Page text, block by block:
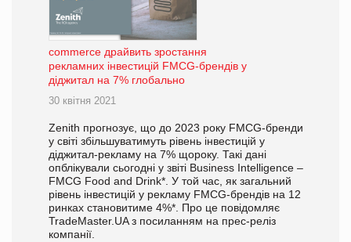
commerce драйвить зростання
рекламних інвестицій FMCG-брендів у
діджитал на 7% глобально
30 квітня 2021
Zenith прогнозує, що до 2023 року FMCG-бренди
у світі збільшуватимуть рівень інвестицій у
діджитал-рекламу на 7% щороку. Такі дані
опблікували сьогодні у звіті Business Intelligence –
FMCG Food and Drink*. У той час, як загальний
рівень інвестицій у рекламу FMCG-брендів на 12
ринках становитиме 4%*. Про це повідомляє
TradeMaster.UA з посиланням на прес-реліз
компанії.